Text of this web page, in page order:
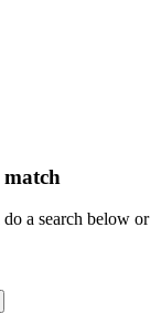
a search below or